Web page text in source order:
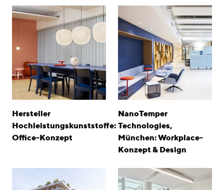
Hersteller
Hochleistungskunststoffe:
Office-Konzept
NanoTemper
Technologies,
München: Workplace-
Konzept & Design